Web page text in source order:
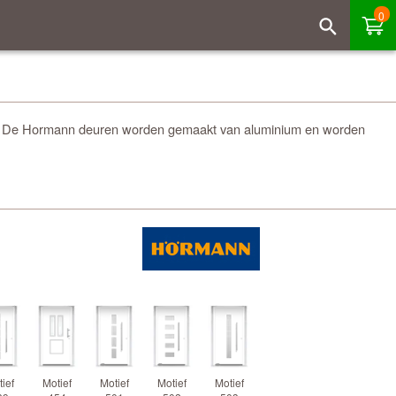
0
Hormann deuren worden gemaakt van aluminium en worden
Motief
Motief
Motief
Motief